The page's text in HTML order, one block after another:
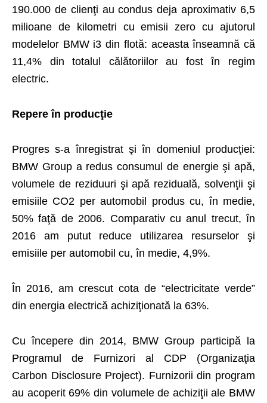
190.000 de clienţi au condus deja aproximativ 6,5
milioane de kilometri cu emisii zero cu ajutorul
modelelor BMW i3 din flotă: aceasta înseamnă că
11,4% din totalul călătoriilor au fost în regim
electric.
Repere în producţie
Progres s-a înregistrat şi în domeniul producţiei:
BMW Group a redus consumul de energie şi apă,
volumele de reziduuri şi apă reziduală, solvenţii şi
emisiile CO2 per automobil produs cu, în medie,
50% faţă de 2006. Comparativ cu anul trecut, în
2016 am putut reduce utilizarea resurselor şi
emisiile per automobil cu, în medie, 4,9%.
În 2016, am crescut cota de “electricitate verde”
din energia electrică achiziţionată la 63%.
Cu începere din 2014, BMW Group participă la
Programul de Furnizori al CDP (Organizaţia
Carbon Disclosure Project). Furnizorii din program
au acoperit 69% din volumele de achiziţii ale BMW